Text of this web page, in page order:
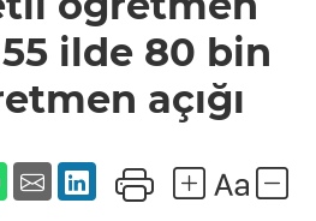
55 ilde 80
bin 449
öğretmen
55 ilde 80 bin
açığı